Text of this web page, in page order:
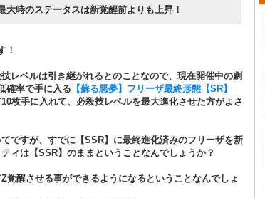
大時のステータスは新覚醒前よりも上昇！
！
レベルは引き継がれるとのことなので、現在開催中の劇
確率で手に入る 【蘇る悪夢】フリーザ最終形態【SR】
枚手に入れて、必殺技レベルを最大進化させた方がよさ
ですが、すでに【SSR】に最終進化済みのフリーザを新
ィは【SSR】のままということなんでしょうか？
覚醒させる事ができるようになるということなんでしょ